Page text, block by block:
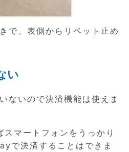
で、表側からリベット止め
い
ないので決済機能は使えま
マートフォンをうっかり
で決済することはできま